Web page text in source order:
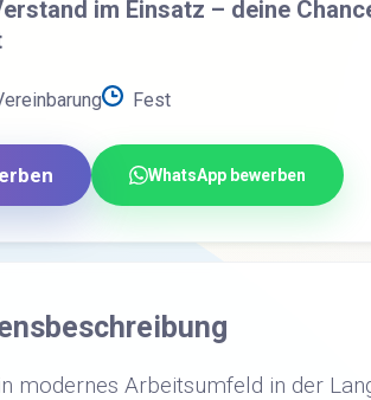
im Einsatz – deine
Fest
WhatsApp bewerben
modernes Arbeitsumfeld in der